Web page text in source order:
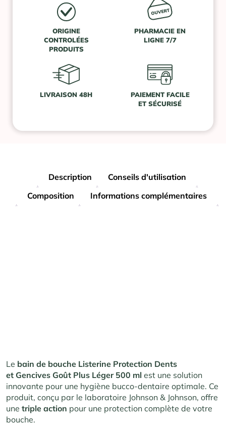
ORIGINE
CONTROLÉES
PRODUITS
PHARMACIE EN
LIGNE 7/7
LIVRAISON 48H
PAIEMENT FACILE
ET SÉCURISÉ
Description
Conseils d'utilisation
Composition
Informations complémentaires
Le bain de bouche Listerine Protection Dents
et Gencives Goût Plus Léger 500 ml est une solution
innovante pour une hygiène bucco-dentaire optimale. Ce
produit, conçu par le laboratoire Johnson & Johnson, offre
une triple action pour une protection complète de votre
bouche.